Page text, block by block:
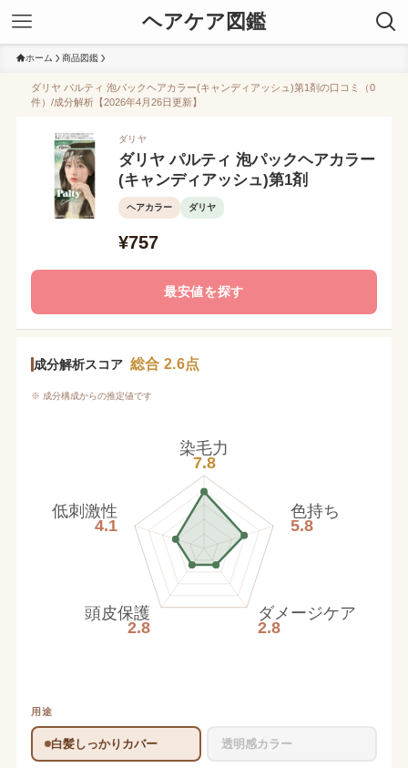
ヘアケア図鑑
ホーム 商品図鑑
ダリヤ パルティ 泡パックヘアカラー(キャンディアッシュ)第1剤の口コミ（0
件）/成分解析【2026年4月26日更新】
ダリヤ
ダリヤ パルティ 泡パックヘアカラー
(キャンディアッシュ)第1剤
ヘアカラー ダリヤ
¥757
最安値を探す
成分解析スコア 総合 2.6点
※ 成分構成からの推定値です
染毛力
7.8
色持ち
5.8
ダメージケア
2.8
頭皮保護
2.8
低刺激性
4.1
用途
白髪しっかりカバー 透明感カラー